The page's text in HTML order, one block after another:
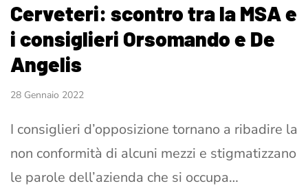
Cerveteri: scontro tra la MSA e
i consiglieri Orsomando e De
Angelis
28 Gennaio 2022
I consiglieri d’opposizione tornano a ribadire la
non conformità di alcuni mezzi e stigmatizzano
le parole dell’azienda che si occupa…